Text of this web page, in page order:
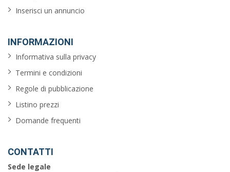
Inserisci un annuncio
INFORMAZIONI
Informativa sulla privacy
Termini e condizioni
Regole di pubblicazione
Listino prezzi
Domande frequenti
CONTATTI
Sede legale